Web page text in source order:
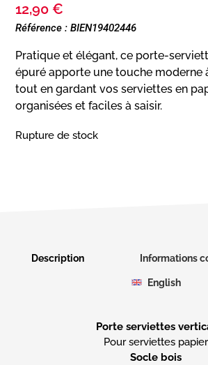
12,90 €
Référence : BIEN19402446
Pratique et élégant, ce porte-
épuré apporte une touche moderne
tout en gardant vos serviettes en
organisées et faciles à saisir.
Rupture de stock
Description Informations
English
Porte serviettes
Socle bois